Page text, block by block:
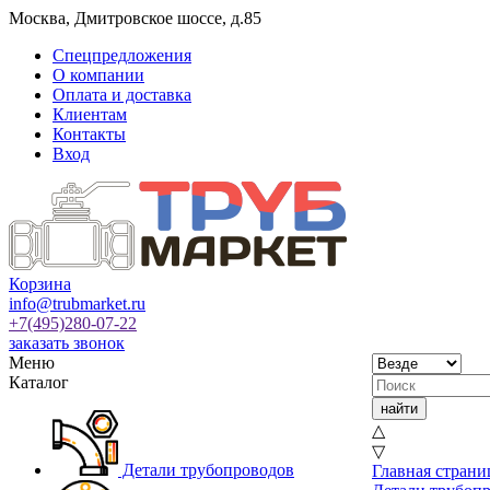
Москва, Дмитровское шоссе, д.85
Спецпредложения
О компании
Оплата и доставка
Клиентам
Контакты
Вход
Корзина
info@trubmarket.ru
+7(495)280-07-22
заказать звонок
Меню
Каталог
Детали трубопроводов
△
▽
Главная